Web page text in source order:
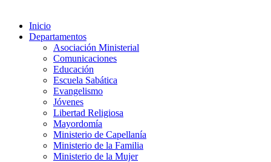
Inicio
Departamentos
Asociación Ministerial
Comunicaciones
Educación
Escuela Sabática
Evangelismo
Jóvenes
Libertad Religiosa
Mayordomía
Ministerio de Capellanía
Ministerio de la Familia
Ministerio de la Mujer